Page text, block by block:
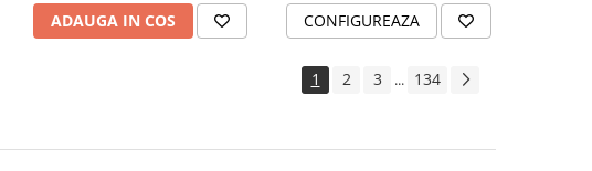
ADAUGA IN COS CONFIGUREAZA
1 2 3 ... 134